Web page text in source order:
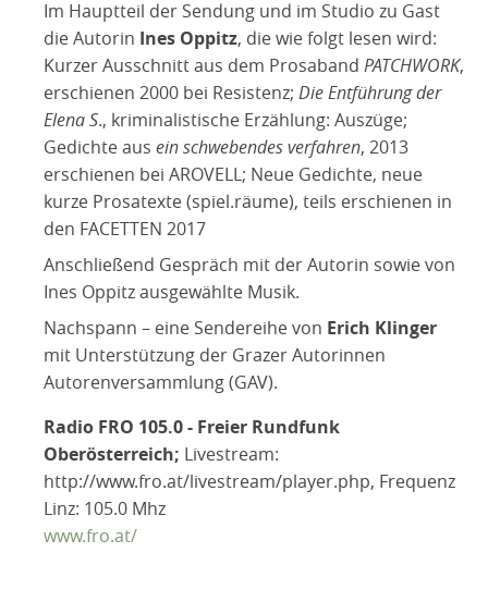
Im Hauptteil der Sendung und im Studio zu Gast
die Autorin Ines Oppitz, die wie folgt lesen wird:
Kurzer Ausschnitt aus dem Prosaband PATCHWORK,
erschienen 2000 bei Resistenz; Die Entführung der
Elena S., kriminalistische Erzählung: Auszüge;
Gedichte aus ein schwebendes verfahren, 2013
erschienen bei AROVELL; Neue Gedichte, neue
kurze Prosatexte (spiel.räume), teils erschienen in
den FACETTEN 2017
Anschließend Gespräch mit der Autorin sowie von
Ines Oppitz ausgewählte Musik.
Nachspann – eine Sendereihe von Erich Klinger
mit Unterstützung der Grazer Autorinnen
Autorenversammlung (GAV).
Radio FRO 105.0 - Freier Rundfunk
Oberösterreich; Livestream:
http://www.fro.at/livestream/player.php, Frequenz
Linz: 105.0 Mhz
www.fro.at/